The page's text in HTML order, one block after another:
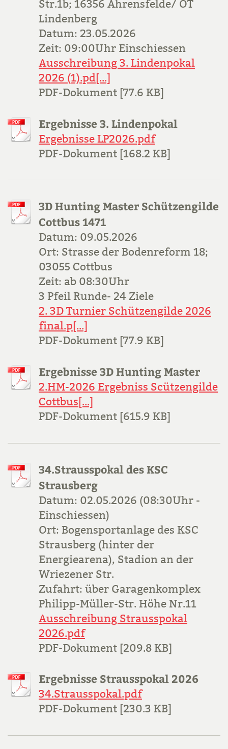
Str.1b; 16356 Ahrensfelde/ OT
Lindenberg
Datum: 23.05.2026
Zeit: 09:00Uhr Einschiessen
Ausschreibung 3. Lindenpokal
2026 (1).pd[...]
PDF-Dokument [77.6 KB]
Ergebnisse 3. Lindenpokal
Ergebnisse LP2026.pdf
PDF-Dokument [168.2 KB]
3D Hunting Master Schützengilde
Cottbus 1471
Datum: 09.05.2026
Ort: Strasse der Bodenreform 18;
03055 Cottbus
Zeit: ab 08:30Uhr
3 Pfeil Runde- 24 Ziele
2. 3D Turnier Schützengilde 2026
final.p[...]
PDF-Dokument [77.9 KB]
Ergebnisse 3D Hunting Master
2.HM-2026 Ergebniss Scützengilde
Cottbus[...]
PDF-Dokument [615.9 KB]
34.Strausspokal des KSC
Strausberg
Datum: 02.05.2026 (08:30Uhr -
Einschiessen)
Ort: Bogensportanlage des KSC
Strausberg (hinter der
Energiearena), Stadion an der
Wriezener Str.
Zufahrt: über Garagenkomplex
Philipp-Müller-Str. Höhe Nr.11
Ausschreibung Strausspokal
2026.pdf
PDF-Dokument [209.8 KB]
Ergebnisse Strausspokal 2026
34.Strausspokal.pdf
PDF-Dokument [230.3 KB]